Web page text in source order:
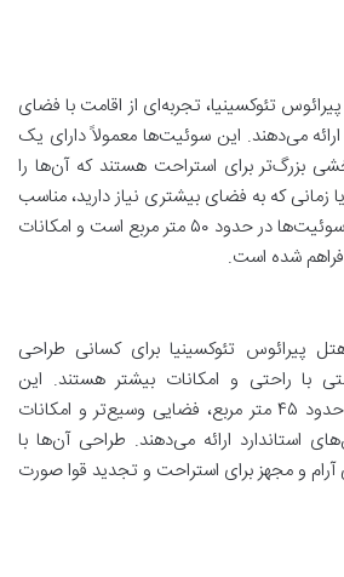
تئوکسینیا، تجربه‌ای از اقامت با فضای
می‌دهند. این سوئیت‌ها معمولاً دارای یک
بزرگ‌تر برای استراحت هستند که آن‌ها را
زمانی که به فضای بیشتری نیاز دارید، مناسب
می‌سازد. مساحت جونیور سوئیت‌ها در حدود ۵۰ متر مربع است و امکانات
شده است.
پیرائوس تئوکسینیا برای کسانی طراحی
با راحتی و امکانات بیشتر هستند. این
سوئیت‌ها با مساحتی در حدود ۴۵ متر مربع، فضایی وسیع‌تر و امکانات
استاندارد ارائه می‌دهند. طراحی آن‌ها با
و مجهز برای استراحت و تجدید قوا صورت